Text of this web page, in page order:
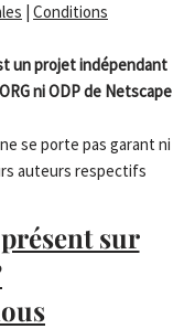
| Conditions
un projet indépendant
ni ODP de Netscape
se porte pas garant ni
auteurs respectifs
sur